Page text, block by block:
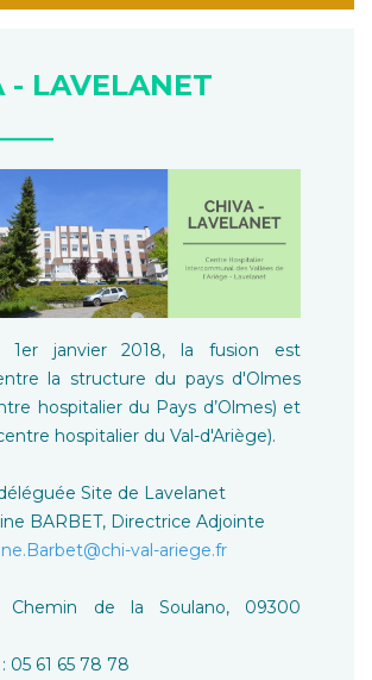
- LAVELANET
1er janvier 2018, la fusion est
la structure du pays d'Olmes
hospitalier du Pays d’Olmes) et
hospitalier du Val-d'Ariège).
Site de Lavelanet
BARBET, Directrice Adjointe
val-ariege.fr
Chemin de la Soulano, 09300
05 61 65 78 78